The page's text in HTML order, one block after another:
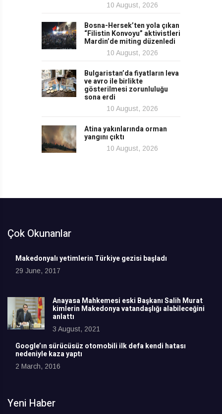
10 August, 2026
Bosna-Hersek’ten yola çıkan
“Filistin Konvoyu” aktivistleri
Mardin’de miting düzenledi
10 August, 2026
Bulgaristan’da fiyatların leva
ve avro ile birlikte
gösterilmesi zorunluluğu
sona erdi
10 August, 2026
Atina yakınlarında orman
yangını çıktı
10 August, 2026
Çok Okunanlar
Makedonyalı yetimlerin Türkiye gezisi başladı
29 June, 2017
Anayasa Mahkemesi eski Başkanı Salih Murat
kimlerin Makedonya vatandaşlığı alabileceğini
anlattı
3 August, 2021
Google’ın sürücüsüz otomobili ilk defa kendi hatası
nedeniyle kaza yaptı
2 March, 2016
Yeni Haber